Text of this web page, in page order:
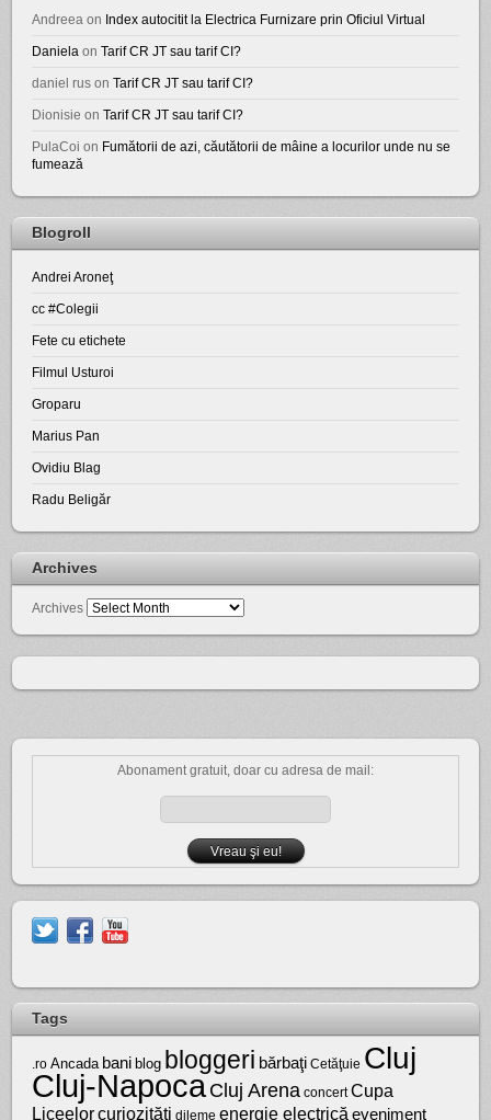
Andreea on Index autocitit la Electrica Furnizare prin Oficiul Virtual
Daniela onTarif CR JT sau tarif CI?
daniel rus onTarif CR JT sau tarif CI?
Dionisie onTarif CR JT sau tarif CI?
PulaCoi on Fumătorii de azi, căutătorii de mâine a locurilor unde nu se
fumează
Blogroll
Andrei Aroneţ
cc #Colegii
Fete cu etichete
Filmul Usturoi
Groparu
Marius Pan
Ovidiu Blag
Radu Beligăr
Archives
Archives
Abonament gratuit, doar cu adresa de mail:
Tags
.ro Ancada bani blog bloggeri bărbaţi Cetăţuie Cluj
Cluj-NapocaCluj Arena concert Cupa
Liceelorcuriozităţi dileme energie electrică eveniment